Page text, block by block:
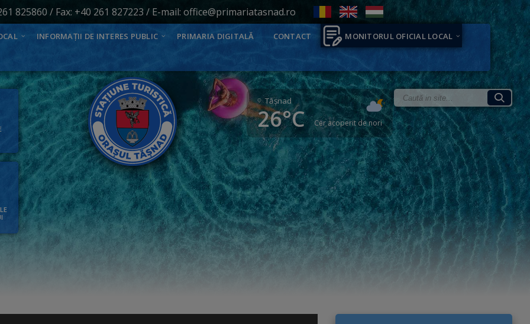
825860 / Fax: +40 261 827223 / E-mail: office@primariatasnad.ro
INFORMAȚII DE INTERES PUBLIC PRIMARIA DIGITALĂ CONTACT MONITORUL OFICIAL LOCAL
Tăşnad
26°C Cer acoperit de nori